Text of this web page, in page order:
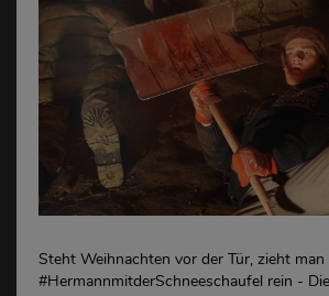
Steht Weihnachten vor der Tür, zieht man
#HermannmitderSchneeschaufel rein -